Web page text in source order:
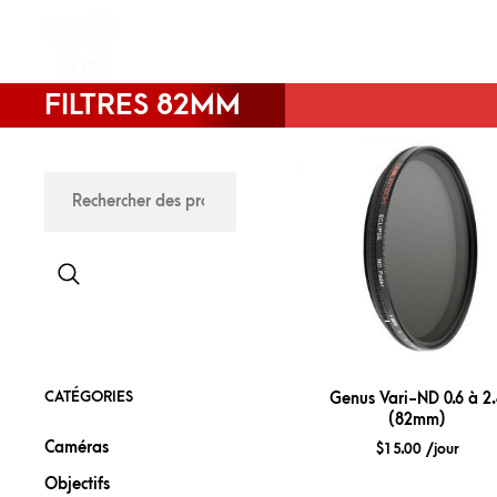
FILTRES 82MM
Genus Vari-ND 0.6 à
(82mm)
$15.00/jour
CATÉGORIES
Caméras
Objectifs